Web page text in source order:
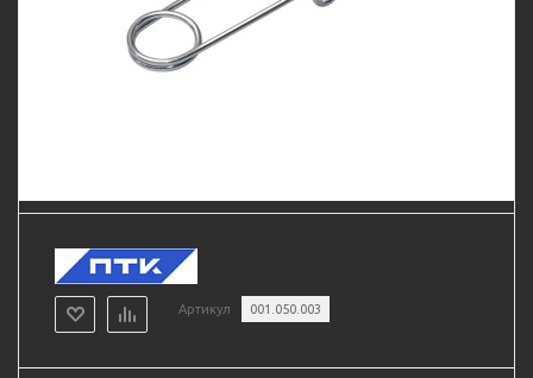
Артикул 001.050.003